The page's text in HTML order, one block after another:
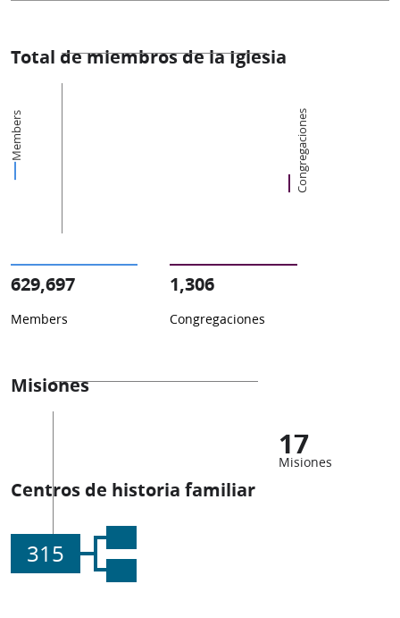
Total de miembros de la Iglesia
Members Congregaciones
629,697
Members
1,306
Congregaciones
Misiones
17
Misiones
Centros de historia familiar
315